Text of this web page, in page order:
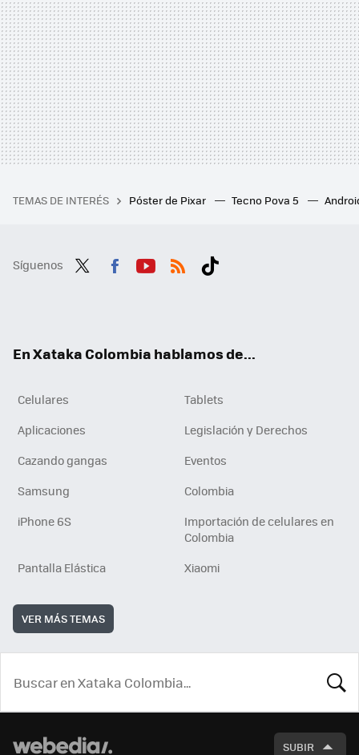
TEMAS DE INTERÉS Póster de Pixar Tecno Pova 5
Síguenos
En Xataka Colombia hablamos de...
Celulares
Tablets
Aplicaciones
Legislación y Derechos
Cazando gangas
Eventos
Samsung
Colombia
iPhone 6S
Importación de celulares en
Colombia
Pantalla Elástica
Xiaomi
VER MÁS TEMAS
SUBIR